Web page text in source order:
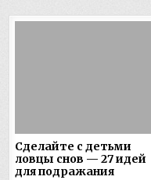
Сделайте с детьми
ловцы снов — 27 идей
для подражания